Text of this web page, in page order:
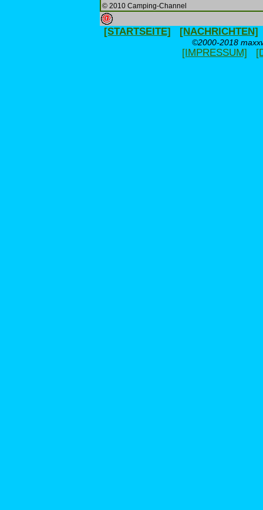
© 2010 Camping-Channel
[STARTSEITE] [NACHRICHTEN]
©2000-2018
[IMPRESSUM]